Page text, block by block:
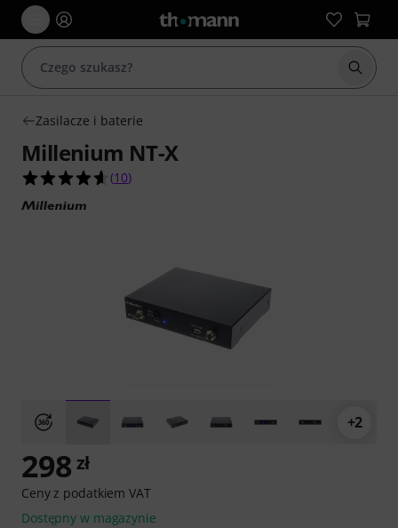
Zasilacze i baterie
Millenium NT-X
4.6 na 5 gwiazdek z 10 ocen klientów
(10)
+2
298 zł
Ceny z podatkiem VAT
Dostępny w magazynie